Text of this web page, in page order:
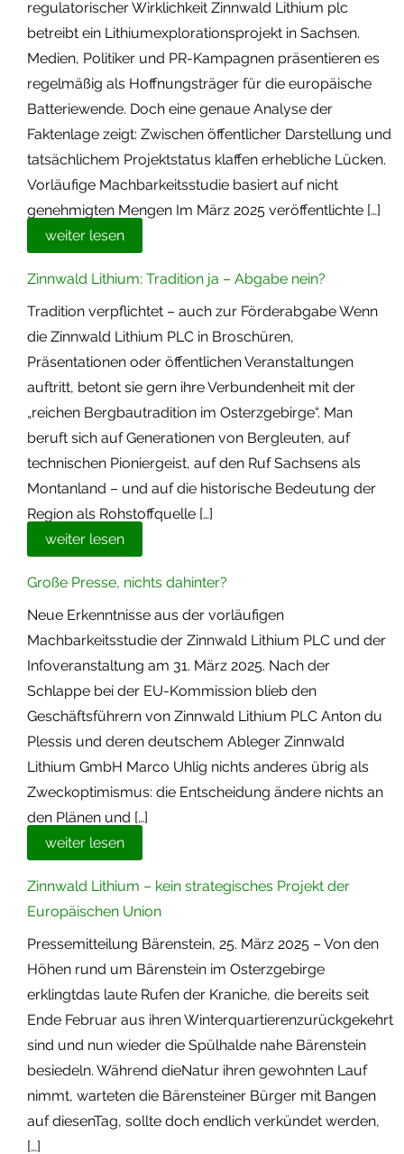
regulatorischer Wirklichkeit Zinnwald Lithium plc
betreibt ein Lithiumexplorationsprojekt in Sachsen.
Medien, Politiker und PR-Kampagnen präsentieren es
regelmäßig als Hoffnungsträger für die europäische
Batteriewende. Doch eine genaue Analyse der
Faktenlage zeigt: Zwischen öffentlicher Darstellung und
tatsächlichem Projektstatus klaffen erhebliche Lücken.
Vorläufige Machbarkeitsstudie basiert auf nicht
genehmigten Mengen Im März 2025 veröffentlichte […]
weiter lesen
Zinnwald Lithium: Tradition ja – Abgabe nein?
Tradition verpflichtet – auch zur Förderabgabe Wenn
die Zinnwald Lithium PLC in Broschüren,
Präsentationen oder öffentlichen Veranstaltungen
auftritt, betont sie gern ihre Verbundenheit mit der
„reichen Bergbautradition im Osterzgebirge“. Man
beruft sich auf Generationen von Bergleuten, auf
technischen Pioniergeist, auf den Ruf Sachsens als
Montanland – und auf die historische Bedeutung der
Region als Rohstoffquelle […]
weiter lesen
Große Presse, nichts dahinter?
Neue Erkenntnisse aus der vorläufigen
Machbarkeitsstudie der Zinnwald Lithium PLC und der
Infoveranstaltung am 31. März 2025. Nach der
Schlappe bei der EU-Kommission blieb den
Geschäftsführern von Zinnwald Lithium PLC Anton du
Plessis und deren deutschem Ableger Zinnwald
Lithium GmbH Marco Uhlig nichts anderes übrig als
Zweckoptimismus: die Entscheidung ändere nichts an
den Plänen und […]
weiter lesen
Zinnwald Lithium – kein strategisches Projekt der
Europäischen Union
Pressemitteilung Bärenstein, 25. März 2025 – Von den
Höhen rund um Bärenstein im Osterzgebirge
erklingtdas laute Rufen der Kraniche, die bereits seit
Ende Februar aus ihren Winterquartierenzurückgekehrt
sind und nun wieder die Spülhalde nahe Bärenstein
besiedeln. Während dieNatur ihren gewohnten Lauf
nimmt, warteten die Bärensteiner Bürger mit Bangen
auf diesenTag, sollte doch endlich verkündet werden,
[…]